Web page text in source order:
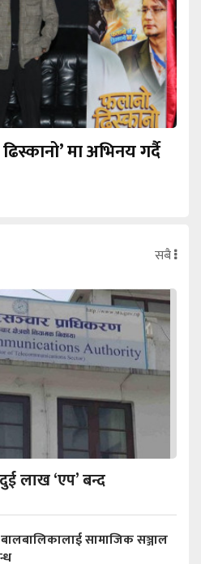
मा अभिनय गर्दै
सबै
लाख ‘एप’ बन्द
सामाजिक सञ्जाल